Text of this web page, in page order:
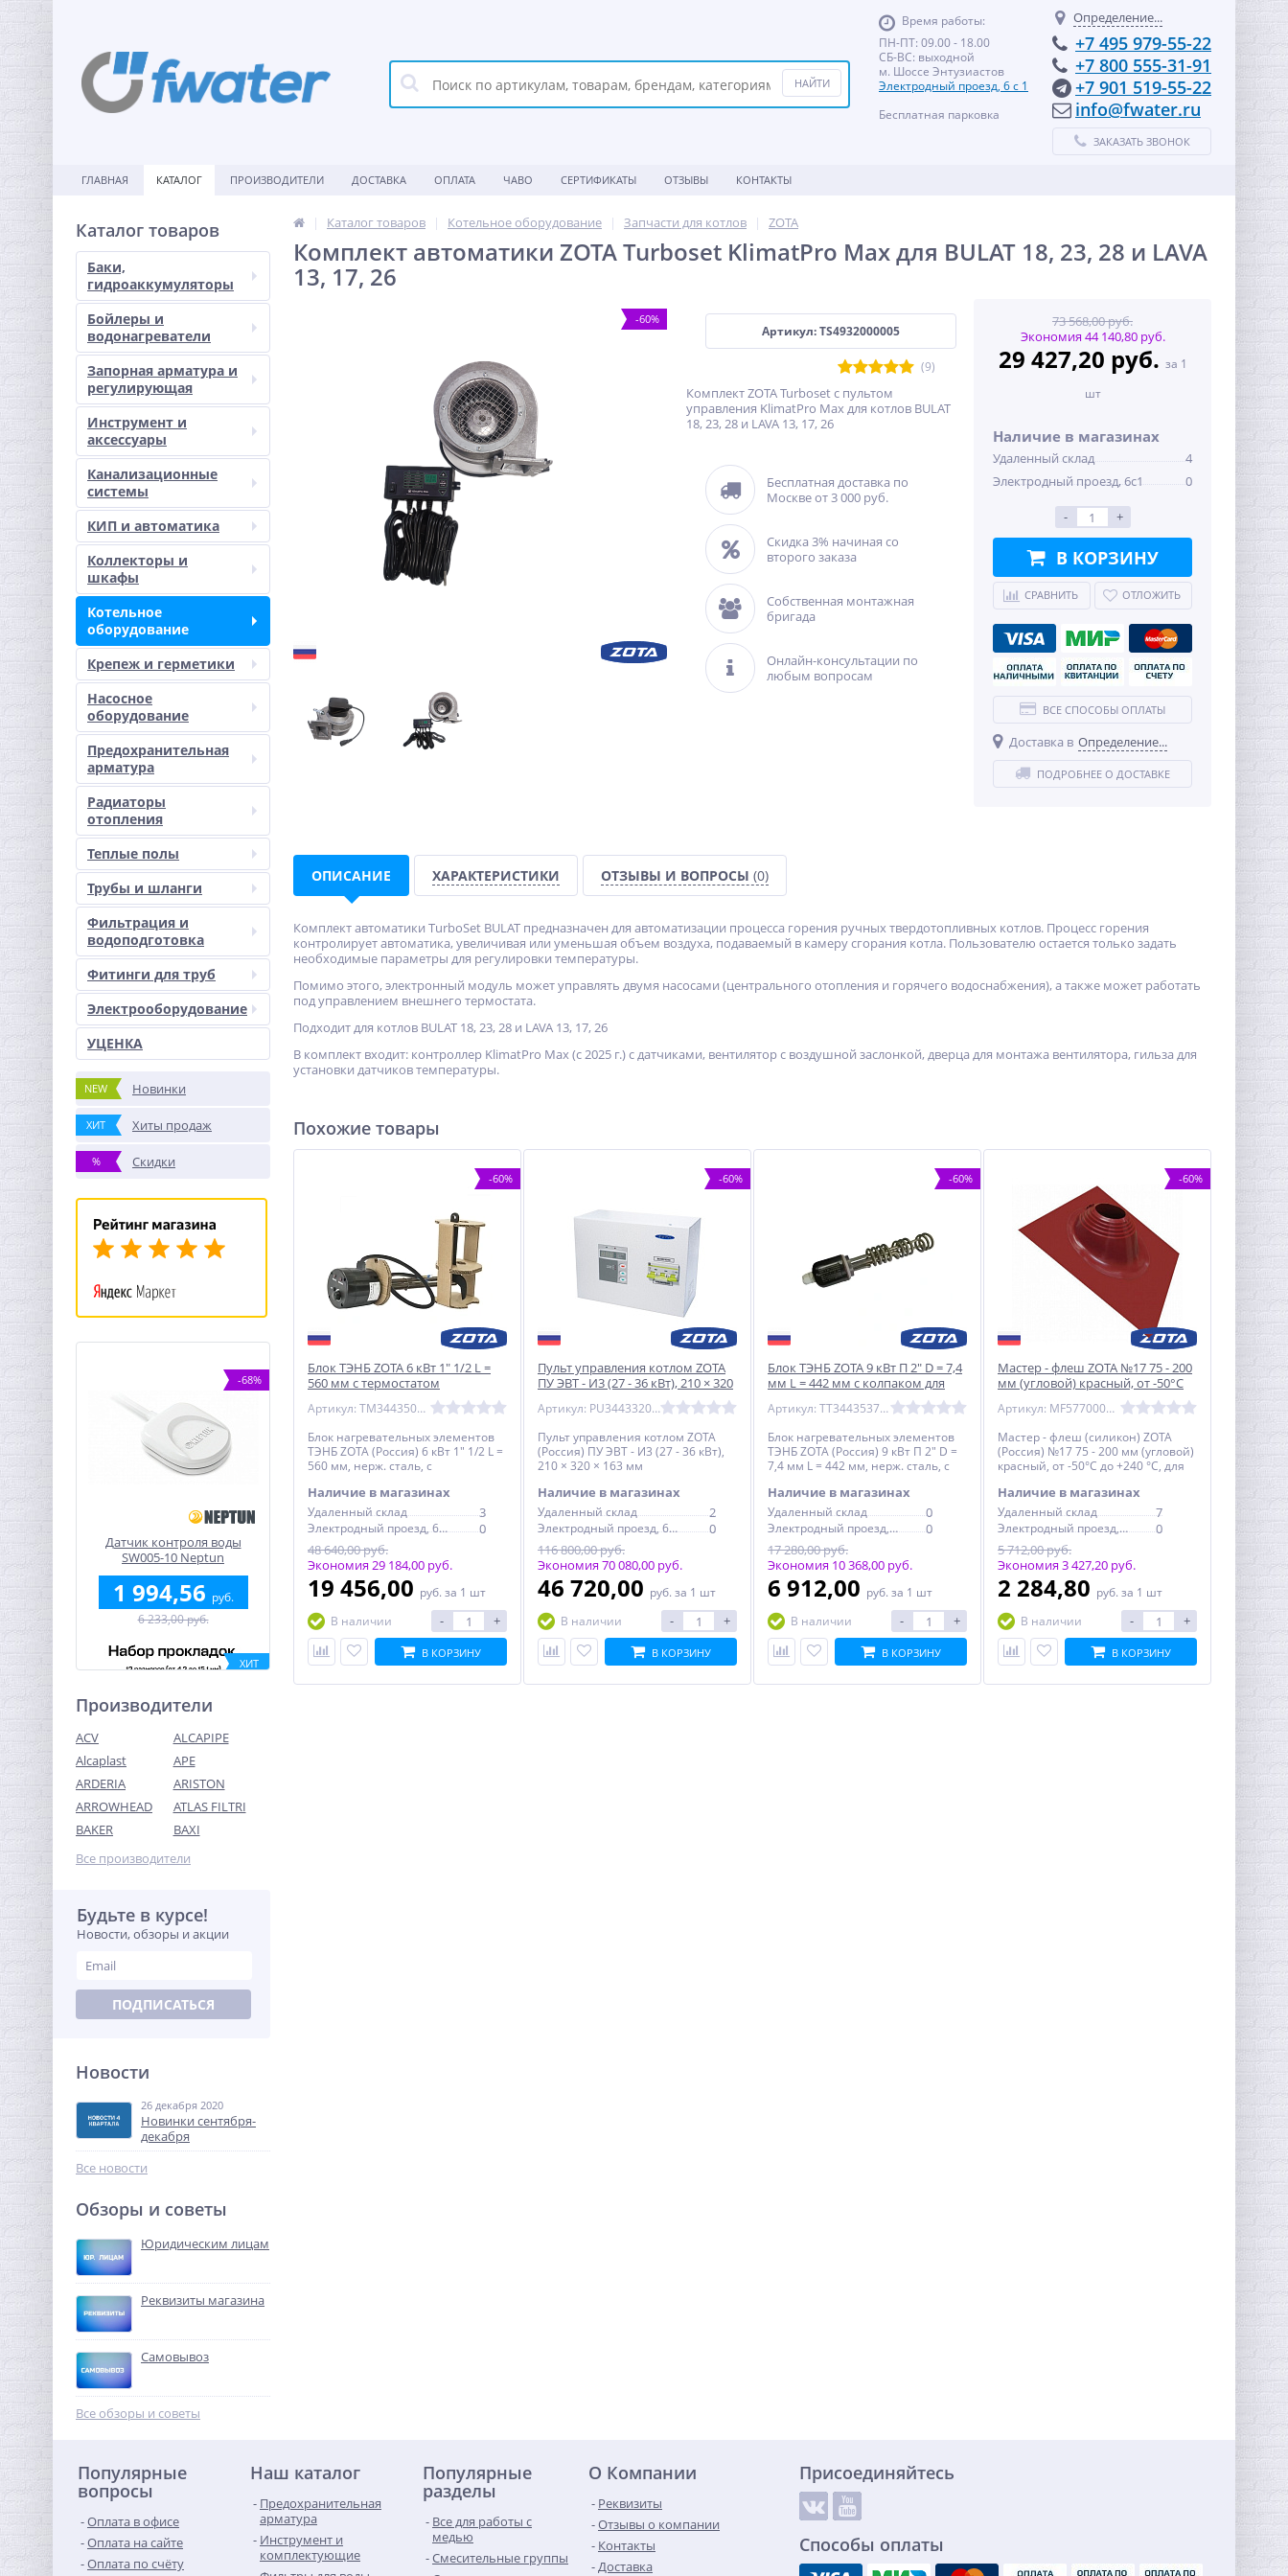
Время работы:
ПН-ПТ: 09.00 - 18.00
СБ-ВС: выходной
м. Шоссе Энтузиастов
Электродный проезд, 6 с 1
Бесплатная парковка
Определение...
+7 495 979-55-22
+7 800 555-31-91
+7 901 519-55-22
info@fwater.ru
ЗАКАЗАТЬ ЗВОНОК
ГЛАВНАЯ КАТАЛОГ ПРОИЗВОДИТЕЛИ ДОСТАВКА ОПЛАТА ЧАВО СЕРТИФИКАТЫ ОТЗЫВЫ КОНТАКТЫ
Каталог товаров
Баки,
гидроаккумуляторы
Бойлеры и
водонагреватели
Запорная арматура и
регулирующая
Инструмент и
аксессуары
Канализационные
системы
КИП и автоматика
Коллекторы и
шкафы
Котельное
оборудование
Крепеж и герметики
Насосное
оборудование
Предохранительная
арматура
Радиаторы
отопления
Теплые полы
Трубы и шланги
Фильтрация и
водоподготовка
Фитинги для труб
Электрооборудование
УЦЕНКА
NEW Новинки
ХИТ Хиты продаж
% Скидки
-68%
Датчик контроля воды
SW005-10 Neptun
проводной (10м)
1 994,56 руб.
6 233,00 руб.
ХИТ
Набор сантехнических
прокладок (410 штук) 12
размеров O-ring /
499,00
Муфта редукция 1" x 1/2"
(ВР) латунь UNI-FITT
248,32
Муфта резьбовая 1"1/4 x
1"1/4 (ВР) латунь UNI-FITT
1 320,00 руб.
-68%
Производители
ACV
ALCAPIPE
Alcaplast
APE
ARDERIA
ARISTON
ARROWHEAD
ATLAS FILTRI
BAKER
BAXI
Все производители
Будьте в курсе!
Новости, обзоры и акции
ПОДПИСАТЬСЯ
Новости
26 декабря 2020
Новинки сентября-
декабря
Все новости
Обзоры и советы
Юридическим лицам
Реквизиты магазина
Самовывоз
Все обзоры и советы
Каталог товаров Котельное оборудование Запчасти для котлов ZOTA
Комплект автоматики ZOTA Turboset KlimatPro Max для BULAT 18, 23, 28 и LAVA
13, 17, 26
-60%
Артикул: TS4932000005
(9)
Комплект ZOTA Turboset с пультом
управления KlimatPro Max для котлов BULAT
18, 23, 28 и LAVA 13, 17, 26
Бесплатная доставка по
Москве от 3 000 руб.
Скидка 3% начиная со
второго заказа
Собственная монтажная
бригада
Онлайн-консультации по
любым вопросам
73 568,00 руб.
Экономия 44 140,80 руб.
29 427,20 руб. за 1
шт
Наличие в магазинах
Удаленный склад
4
Электродный проезд, 6с1
0
- +
В КОРЗИНУ
СРАВНИТЬ ОТЛОЖИТЬ
ВСЕ СПОСОБЫ ОПЛАТЫ
Доставка в Определение...
ПОДРОБНЕЕ О ДОСТАВКЕ
ОПИСАНИЕ ХАРАКТЕРИСТИКИ ОТЗЫВЫ И ВОПРОСЫ (0)
Комплект автоматики ТurboSet BULAT предназначен для автоматизации процесса горения ручных твердотопливных котлов. Процесс горения
контролирует автоматика, увеличивая или уменьшая объем воздуха, подаваемый в камеру сгорания котла. Пользователю остается только задать
необходимые параметры для регулировки температуры.
Помимо этого, электронный модуль может управлять двумя насосами (центрального отопления и горячего водоснабжения), а также может работать
под управлением внешнего термостата.
Подходит для котлов BULAT 18, 23, 28 и LAVA 13, 17, 26
В комплект входит: контроллер KlimatPro Max (c 2025 г.) c датчиками, вентилятор с воздушной заслонкой, дверца для монтажа вентилятора, гильза для
установки датчиков температуры.
Похожие товары
-60%
Блок ТЭНБ ZOTA 6 кВт 1" 1/2 L =
560 мм с термостатом
Артикул: TM3443508106
Блок нагревательных элементов
ТЭНБ ZOTA (Россия) 6 кВт 1" 1/2 L =
560 мм, нерж. сталь, с
Наличие в магазинах
Удаленный склад 3
Электродный проезд, 6с1
0
48 640,00 руб.
Экономия 29 184,00 руб.
19 456,00 руб. за 1 шт
В наличии
- +
В КОРЗИНУ
-60%
Пульт управления котлом ZOTA
ПУ ЭВТ - И3 (27 - 36 кВт), 210 × 320
Артикул: PU3443320036
Пульт управления котлом ZOTA
(Россия) ПУ ЭВТ - И3 (27 - 36 кВт),
210 × 320 × 163 мм
Наличие в магазинах
Удаленный склад 2
Электродный проезд, 6с1
0
116 800,00 руб.
Экономия 70 080,00 руб.
46 720,00 руб. за 1 шт
В наличии
- +
В КОРЗИНУ
-60%
Блок ТЭНБ ZOTA 9 кВт П 2" D = 7,4
мм L = 442 мм с колпаком для
Артикул: ТТ3443537209
Блок нагревательных элементов
ТЭНБ ZOTA (Россия) 9 кВт П 2" D =
7,4 мм L = 442 мм, нерж. сталь, с
Наличие в магазинах
Удаленный склад 0
Электродный проезд, 6с1
0
17 280,00 руб.
Экономия 10 368,00 руб.
6 912,00 руб. за 1 шт
В наличии
- +
В КОРЗИНУ
-60%
Мастер - флеш ZOTA №17 75 - 200
мм (угловой) красный, от -50°С
Артикул: MF5770001713
Мастер - флеш (силикон) ZOTA
(Россия) №17 75 - 200 мм (угловой)
красный, от -50°С до +240 °С, для
монтаже дымоходов
Наличие в магазинах
Удаленный склад 7
Электродный проезд, 6с1
0
5 712,00 руб.
Экономия 3 427,20 руб.
2 284,80 руб. за 1 шт
В наличии
- +
В КОРЗИНУ
Популярные
вопросы
Оплата в офисе
Оплата на сайте
Оплата по счёту
Наш каталог
Предохранительная
арматура
Инструмент и
комплектующие
Популярные
разделы
Все для работы с
медью
Смесительные группы
О Компании
Реквизиты
Отзывы о компании
Контакты
Доставка
Присоединяйтесь
Способы оплаты